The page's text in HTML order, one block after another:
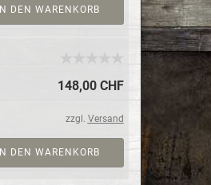
IN DEN WARENKORB
148,00 CHF
zzgl. Versand
IN DEN WARENKORB